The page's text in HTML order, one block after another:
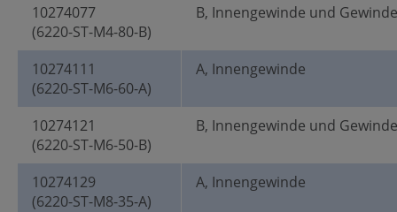
10274077
(6220-ST-M4-80-B)
B, Innengewinde und
10274111
(6220-ST-M6-60-A)
A, Innengewinde
10274121
(6220-ST-M6-50-B)
B, Innengewinde und
10274129
(6220-ST-M8-35-A)
A, Innengewinde